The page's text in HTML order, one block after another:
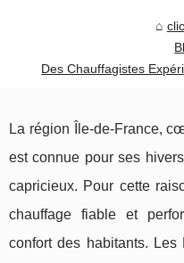
Des Chauffagistes
La région Île-de-France,
est connue pour ses
capricieux. Pour cette
chauffage fiable et
confort des habitants. Les